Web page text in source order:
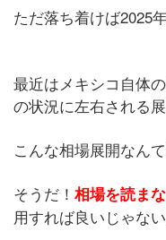
ただ落ち着けば2025
最近はメキシコ自体
の状況に左右される
こんな相場展開なん
そうだ！ 相場を読ま
用すれば良いじゃない